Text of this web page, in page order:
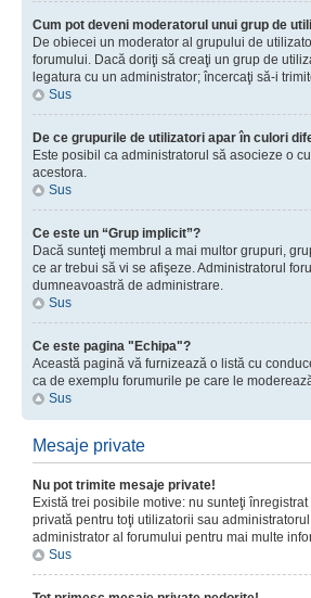
Cum pot deveni moderatorul unui grup de
De obiecei un moderator al grupului de
forumului. Dacă doriţi să creaţi un grup de
legatura cu un administrator; încercaţi să-i
Sus
De ce grupurile de utilizatori apar în culori
Este posibil ca administratorul să asocieze o
acestora.
Sus
Ce este un “Grup implicit”?
Dacă sunteţi membrul a mai multor grupuri,
ce ar trebui să vi se afişeze. Administratorul
dumneavoastră de administrare.
Sus
Ce este pagina "Echipa"?
Această pagină vă furnizează o listă cu
ca de exemplu forumurile pe care le
Sus
Mesaje private
Nu pot trimite mesaje private!
Există trei posibile motive: nu sunteţi
privată pentru toţi utilizatorii sau
administrator al forumului pentru mai multe
Sus